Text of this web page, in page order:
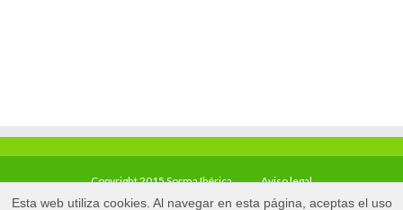
Copyright 2015 Sorma Ibérica Aviso legal
Esta web utiliza cookies. Al navegar en esta página, aceptas el uso